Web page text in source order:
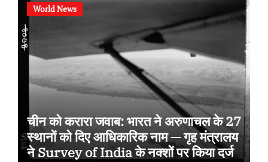
World News
चीन को करारा जवाब: भारत ने अरुणाचल के 27
स्थानों को दिए आधिकारिक नाम — गृह मंत्रालय
ने Survey of India के नक्शों पर किया दर्ज